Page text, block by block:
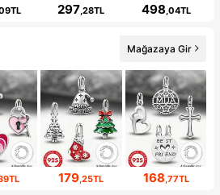
297 ,28TL 498 ,04TL
Mağazaya Gir
179 ,25TL 168 ,77TL